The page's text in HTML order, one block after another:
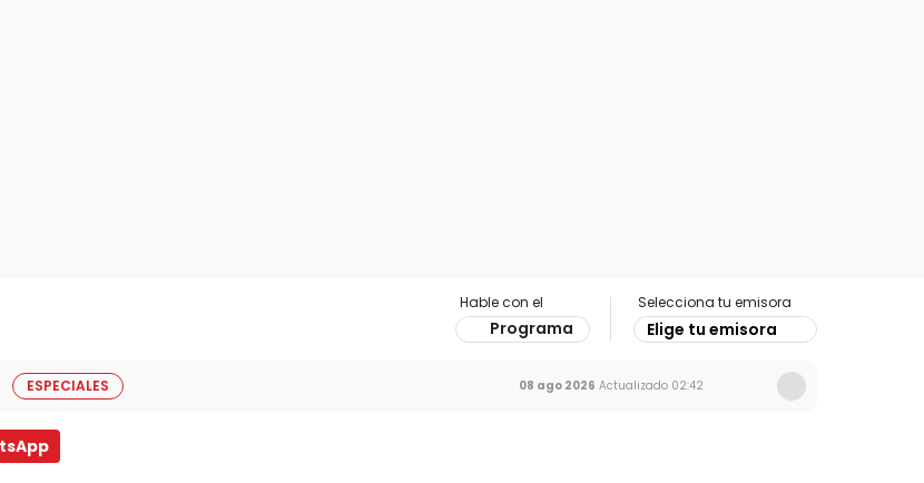
Hable con el
Programa
Selecciona tu emisora
Elige tu emisora
ESPECIALES 08 ago 2026 Actualizado 02:42